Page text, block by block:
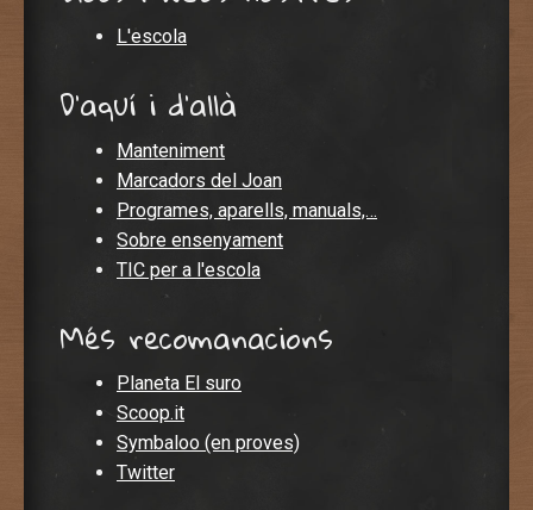
L'escola
D'aquí i d'allà
Manteniment
Marcadors del Joan
Programes, aparells, manuals,…
Sobre ensenyament
TIC per a l'escola
Més recomanacions
Planeta El suro
Scoop.it
Symbaloo (en proves)
Twitter